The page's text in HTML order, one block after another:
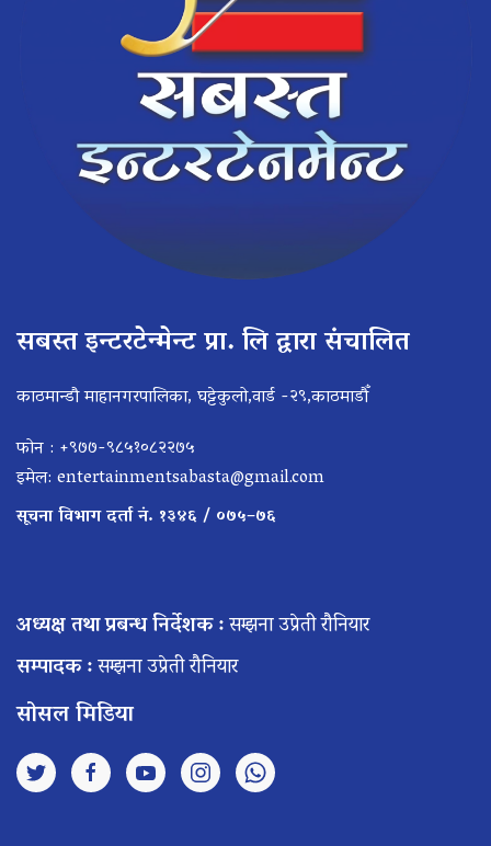
सबस्त इन्टरटेन्मेन्ट प्रा. लि द्वारा संचालित
काठमान्डौ माहानगरपालिका, घट्टेकुलो,वार्ड -२९,काठमाडौँ
फोन : +९७७-९८५१०८२२७५
इमेल: entertainmentsabasta@gmail.com
सूचना विभाग दर्ता नं. १३४६ / ०७५–७६
अध्यक्ष तथा प्रबन्ध निर्देशक :सम्झना उप्रेती रौनियार
सम्पादक :सम्झना उप्रेती रौनियार
सोसल मिडिया